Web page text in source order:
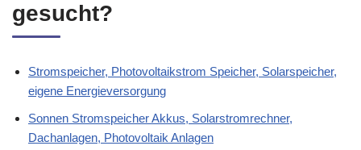
gesucht?
Stromspeicher, Photovoltaikstrom Speicher, Solarspeicher,
eigene Energieversorgung
Sonnen Stromspeicher Akkus, Solarstromrechner,
Dachanlagen, Photovoltaik Anlagen